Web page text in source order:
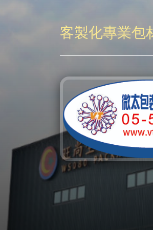
客製化專業包